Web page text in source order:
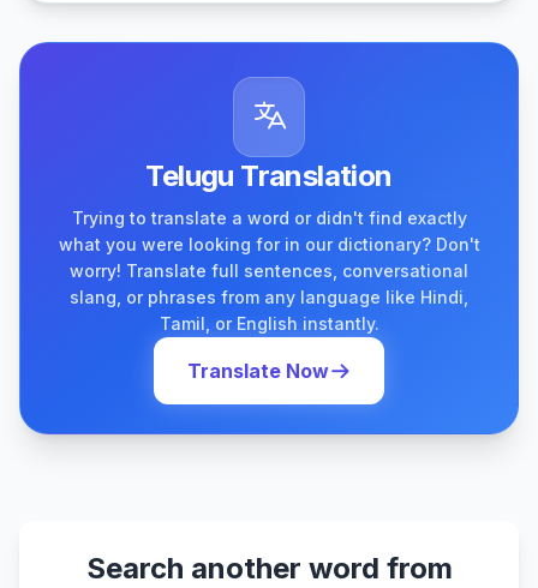
Telugu Translation
Trying to translate a word or didn't find exactly
what you were looking for in our dictionary? Don't
worry! Translate full sentences, conversational
slang, or phrases from any language like Hindi,
Tamil, or English instantly.
Translate Now
Search another word from